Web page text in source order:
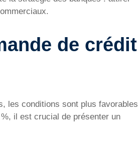
de crédit
les conditions sont plus favorables
il est crucial de présenter un